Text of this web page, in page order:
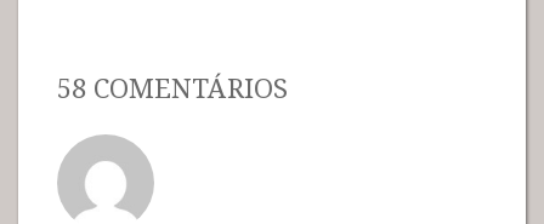
58 COMENTÁRIOS